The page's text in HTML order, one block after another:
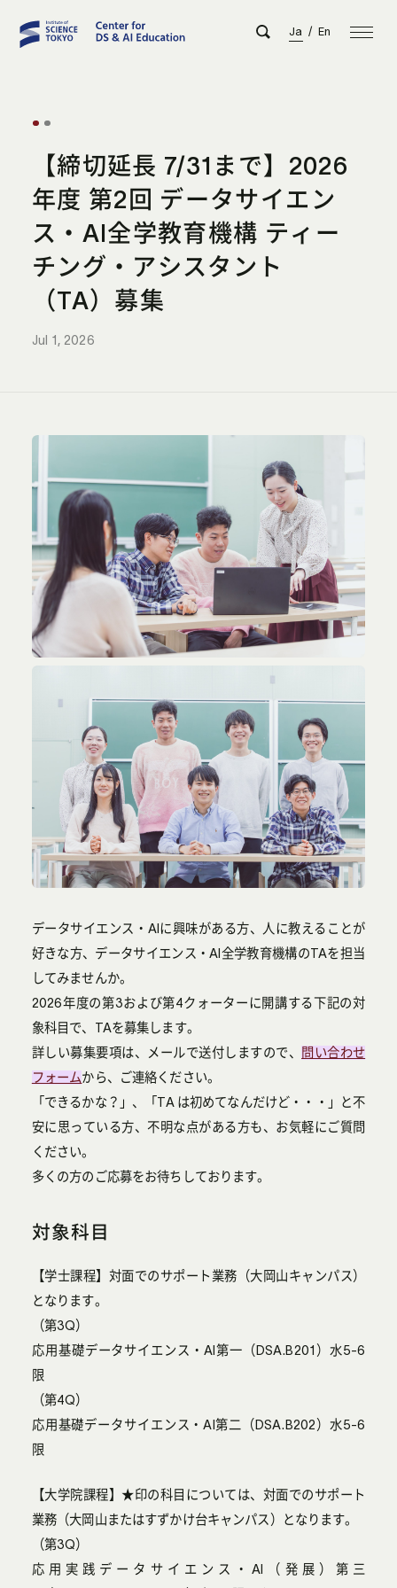
Ja / En
【締切延長 7/31まで】2026
年度 第2回 データサイエン
ス・AI全学教育機構 ティー
チング・アシスタント
（TA）募集
Jul 1, 2026
データサイエンス・AIに興味がある方、人に教えることが
好きな方、データサイエンス・AI全学教育機構のTAを担当
してみませんか。
2026年度の第3および第4クォーターに開講する下記の対
象科目で、TAを募集します。
詳しい募集要項は、メールで送付しますので、
問い合わせ
フォームから、ご連絡ください。
「できるかな？」、「TA は初めてなんだけど・・・」と不
安に思っている方、不明な点がある方も、お気軽にご質問
ください。
多くの方のご応募をお待ちしております。
対象科目
【学士課程】対面でのサポート業務（大岡山キャンパス）
となります。
（第3Q）
応用基礎データサイエンス・AI第一（DSA.B201）水5-6
限
（第4Q）
応用基礎データサイエンス・AI第二（DSA.B202）水5-6
限
【大学院課程】★印の科目については、対面でのサポート
業務（大岡山またはすずかけ台キャンパス）となります。
（第3Q）
応用実践データサイエンス・AI（発展）第三